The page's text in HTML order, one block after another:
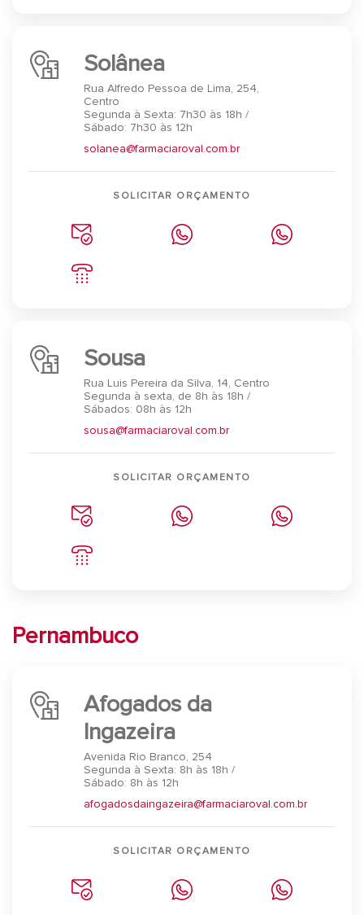
Solânea
Rua Alfredo Pessoa de Lima, 254,
Centro
Segunda à Sexta: 7h30 às 18h /
Sábado: 7h30 às 12h
solanea@farmaciaroval.com.br
SOLICITAR ORÇAMENTO
Sousa
Rua Luis Pereira da Silva, 14, Centro
Segunda à sexta, de 8h às 18h /
Sábados: 08h às 12h
sousa@farmaciaroval.com.br
SOLICITAR ORÇAMENTO
Pernambuco
Afogados da
Ingazeira
Avenida Rio Branco, 254
Segunda à Sexta: 8h às 18h /
Sábado: 8h às 12h
afogadosdaingazeira@farmaciaroval.com.br
SOLICITAR ORÇAMENTO